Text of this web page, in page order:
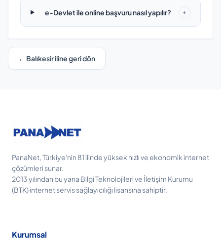
e-Devlet ile online başvuru nasıl yapılır? +
← Balıkesir iline geri dön
PanaNet, Türkiye'nin 81 ilinde yüksek hızlı ve ekonomik internet
çözümleri sunar.
2013 yılından bu yana Bilgi Teknolojileri ve İletişim Kurumu
(BTK) internet servis sağlayıcılığı lisansına sahiptir.
Kurumsal